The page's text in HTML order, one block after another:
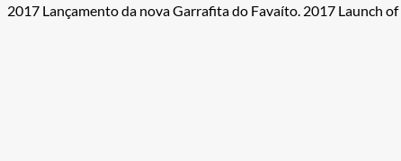
2017 Lançamento da nova Garrafita do Favaíto. 2017 Launch